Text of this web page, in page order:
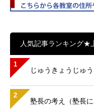
人気記事ランキング★
1
じゅうきょうじゅ
2
塾長の考え（塾長